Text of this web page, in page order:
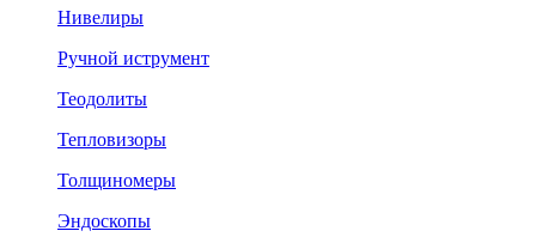
Нивелиры
Ручной иструмент
Теодолиты
Тепловизоры
Толщиномеры
Эндоскопы